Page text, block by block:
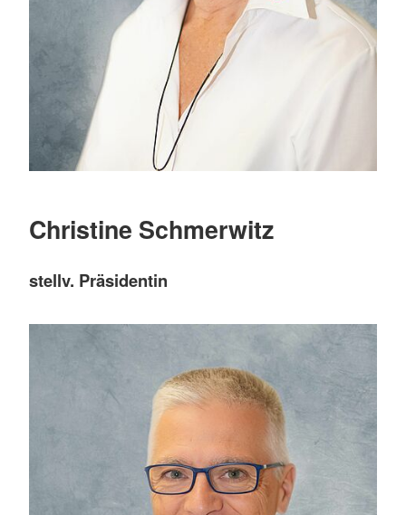
Christine Schmerwitz
stellv. Präsidentin